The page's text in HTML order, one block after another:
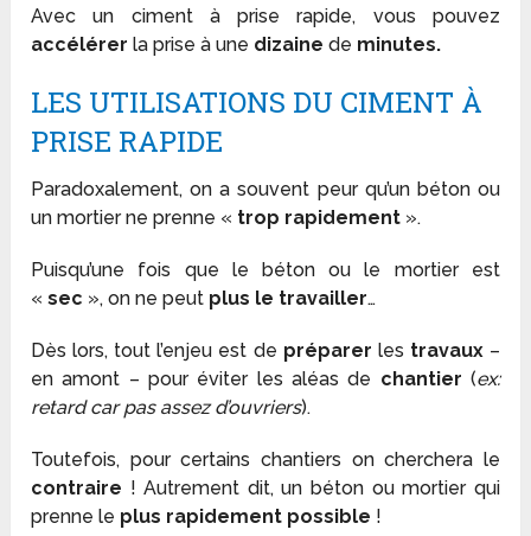
Avec un ciment à prise rapide, vous pouvez
accélérer la prise à une dizaine de minutes.
LES UTILISATIONS DU CIMENT À
PRISE RAPIDE
Paradoxalement, on a souvent peur qu’un béton ou
un mortier ne prenne « trop rapidement ».
Puisqu’une fois que le béton ou le mortier est
«sec », on ne peut plus le travailler…
Dès lors, tout l’enjeu est de préparer les travaux–
en amont – pour éviter les aléas de chantier (ex:
retard car pas assez d’ouvriers).
Toutefois, pour certains chantiers on cherchera le
contraire ! Autrement dit, un béton ou mortier qui
prenne le plus rapidement possible !